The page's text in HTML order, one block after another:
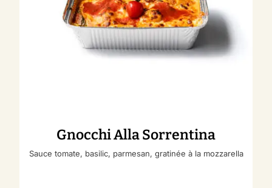
Gnocchi Alla Sorrentina
Sauce tomate, basilic, parmesan, gratinée à la mozzarella